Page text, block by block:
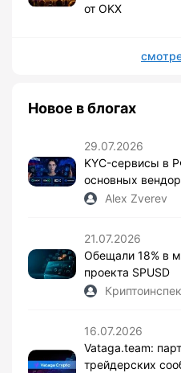
от OKX
Новое в блогах
29.07.2026
KYC-сервисы в
основных
Alex Zverev
21.07.2026
Обещали 18% в
проекта SPUSD
16.07.2026
Vataga.team:
трейдерских